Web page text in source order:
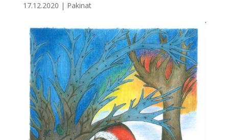
17.12.2020 | Pakinat